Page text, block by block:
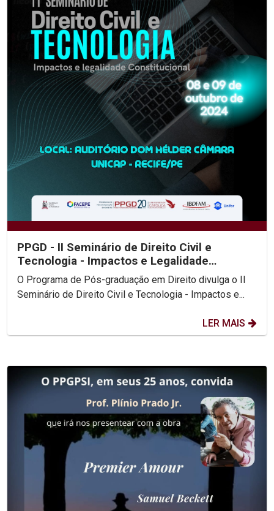
PPGD - II Seminário de Direito Civil e
Tecnologia - Impactos e Legalidade
Constitucional
O Programa de Pós-graduação em Direito divulga o II
Seminário de Direito Civil e Tecnologia - Impactos e...
LER MAIS